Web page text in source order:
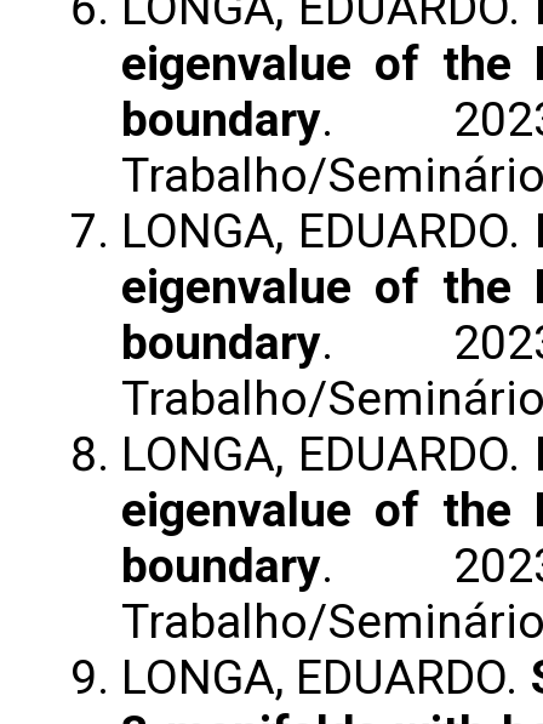
eigenvalue of the
boundary.
Trabalho/
LONGA, EDUARDO.
eigenvalue of the
boundary.
Trabalho/
LONGA, EDUARDO.
eigenvalue of the
boundary.
Trabalho/
LONGA, EDUARDO.